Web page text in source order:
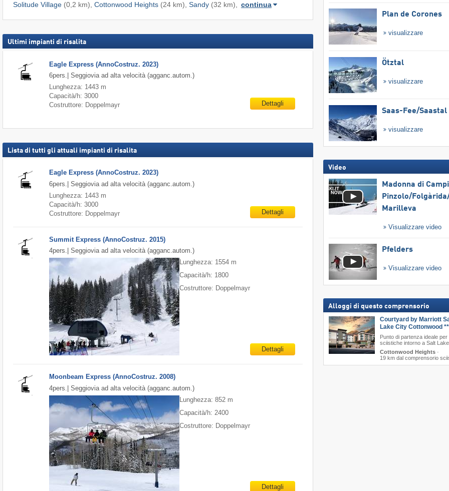
Solitude Village(0,2 km), Cottonwood Heights(24 km), Sandy(32 km), continua
Ultimi impianti di risalita
Eagle Express (AnnoCostruz. 2023)
6pers.| Seggiovia ad alta velocità (agganc.autom.)
Lunghezza: 1443 m
Capacità/h: 3000
Costruttore: Doppelmayr
Dettagli
Lista di tutti gli attuali impianti di risalita
Eagle Express (AnnoCostruz. 2023)
6pers.| Seggiovia ad alta velocità (agganc.autom.)
Lunghezza: 1443 m
Capacità/h: 3000
Costruttore: Doppelmayr
Dettagli
Summit Express (AnnoCostruz. 2015)
4pers.| Seggiovia ad alta velocità (agganc.autom.)
Lunghezza: 1554 m
Capacità/h: 1800
Costruttore: Doppelmayr
Dettagli
Moonbeam Express (AnnoCostruz. 2008)
4pers.| Seggiovia ad alta velocità (agganc.autom.)
Lunghezza: 852 m
Capacità/h: 2400
Costruttore: Doppelmayr
Dettagli
Plan de Corones
visualizzare
Ötztal
visualizzare
Saas-Fee/​Saastal
visualizzare
Video
Madonna di
Pinzolo/​
Marilleva
Visualizzare video
Pfelders
Visualizzare video
Alloggi di questo comprensorio
Courtyard by Marriott
Lake City Cottonwood
Punto di partenza ideale per
sciistiche intorno a Salt
Cottonwood Heights·
19 km dal comprensorio